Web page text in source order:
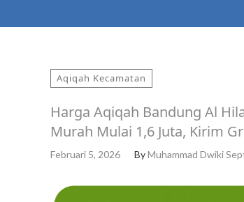
Aqiqah Kecamatan
Harga Aqiqah Bandung Al
Murah Mulai 1,6 Juta, Kirim
Februari 5, 2026 ByMuhammad Dwiki